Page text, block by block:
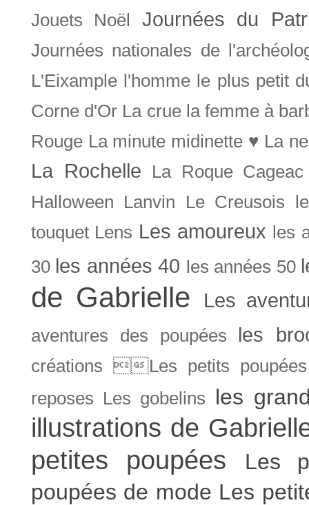
Jouets Noël
Journées du
Journées nationales de
L'Eixample l'homme le plus petit
Corne d'Or La crue la femme à
Rouge La minute midinette ♥ La
La Rochelle
La Roque Cageac
Halloween
Lanvin Le Creusois
touquet Lens Les amoureux les
30 les années 40 les années 50
de Gabrielle Les
aventures des poupées les
créations Les petits
reposes Les gobelins les
illustrations de
petites poupées
Les
poupées de mode Les